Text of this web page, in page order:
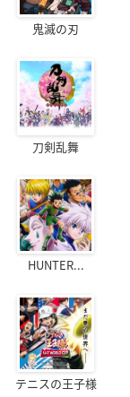
鬼滅の刃
刀剣乱舞
HUNTER...
テニスの王子様